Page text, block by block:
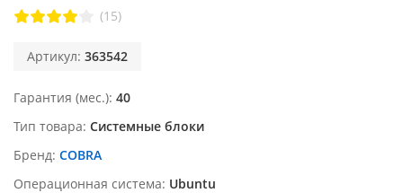
(15)
Артикул: 363542
Гарантия (мес.) 40
Тип товара Системные блоки
Бренд COBRA
Операционная система Ubuntu